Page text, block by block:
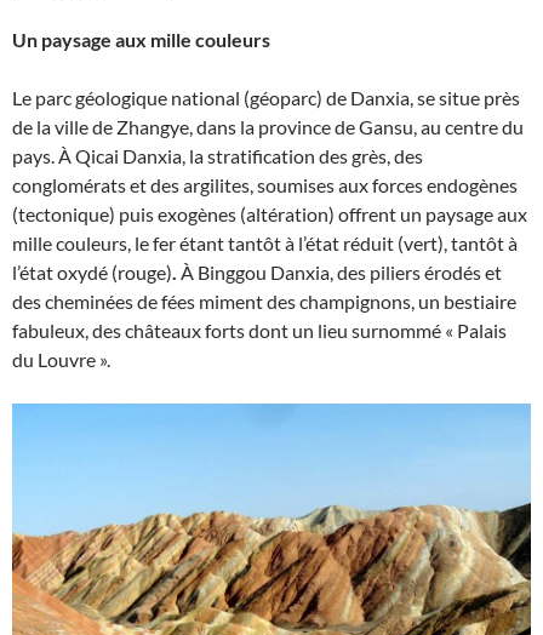
Un paysage aux mille couleurs
Le parc géologique national (géoparc) de Danxia, se situe près
de la ville de Zhangye, dans la province de Gansu, au centre du
pays. À Qicai Danxia, la stratification des grès, des
conglomérats et des argilites, soumises aux forces endogènes
(tectonique) puis exogènes (altération) offrent un paysage aux
mille couleurs, le fer étant tantôt à l’état réduit (vert), tantôt à
l’état oxydé (rouge). À Binggou Danxia, des piliers érodés et
des cheminées de fées miment des champignons, un bestiaire
fabuleux, des châteaux forts dont un lieu surnommé « Palais
du Louvre ».